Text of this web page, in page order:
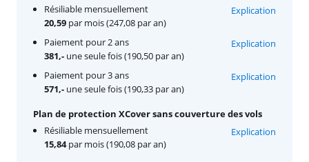
Résiliable mensuellement
20,59 par mois (247,08 par an)
Explication
Paiement pour 2 ans
381,- une seule fois (190,50 par an)
Explication
Paiement pour 3 ans
571,- une seule fois (190,33 par an)
Explication
Plan de protection XCover sans couverture des vols
Résiliable mensuellement
15,84par mois (190,08 par an)
Explication